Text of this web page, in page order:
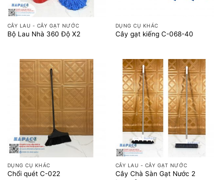
CÂY LAU - CÂY GẠT NƯỚC
Bộ Lau Nhà 360 Độ X2
DỤNG CỤ KHÁC
Cây gạt kiếng C-068-40
DỤNG CỤ KHÁC
Chổi quét C-022
CÂY LAU - CÂY GẠT NƯỚC
Cây Chà Sàn Gạt Nước 2